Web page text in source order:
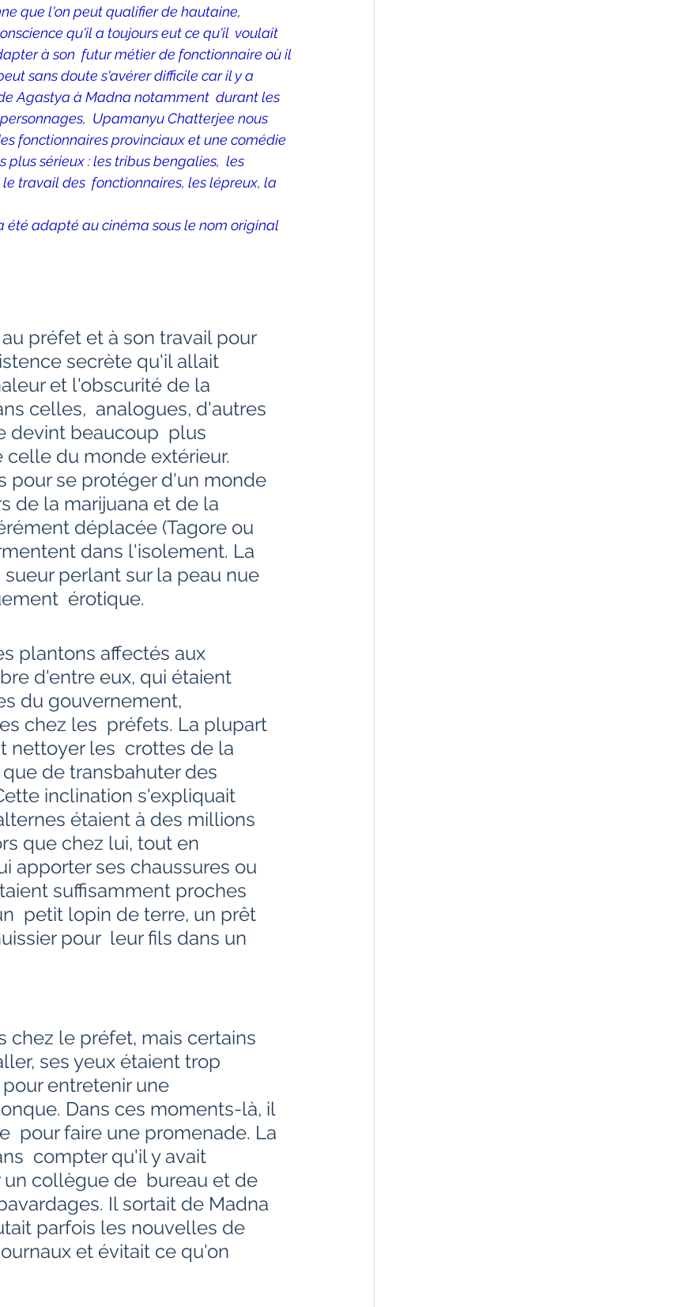
que l'on peut qualifier de hautaine,
qu'il a toujours eut ce qu'il  voulait
à son  futur métier de fonctionnaire où il
sans doute s'avérer difficile car il y a
Agastya à Madna notamment  durant les
Upamanyu Chatterjee nous
fonctionnaires provinciaux et une comédie
sérieux : les tribus bengalies,  les
travail des  fonctionnaires, les lépreux, la
été adapté au cinéma sous le nom original
préfet et à son travail pour
secrète qu'il allait
et l'obscurité de la
celles,  analogues, d'autres
devint beaucoup  plus
du monde extérieur.
pour se protéger d'un monde
de la marijuana et de la
déplacée (Tagore ou
dans l'isolement. La
perlant sur la peau nue
érotique.
plantons affectés aux
d'entre eux, qui étaient
du gouvernement,
chez les  préfets. La plupart
nettoyer les  crottes de la
de transbahuter des
inclination s'expliquait
étaient à des millions
que chez lui, tout en
apporter ses chaussures ou
suffisamment proches
petit lopin de terre, un prêt
pour  leur fils dans un
chez le préfet, mais certains
ses yeux étaient trop
entretenir une
Dans ces moments-là, il
pour faire une promenade. La
compter qu'il y avait
collègue de  bureau et de
Il sortait de Madna
parfois les nouvelles de
et évitait ce qu'on